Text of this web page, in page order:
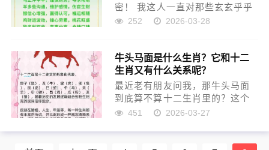
密！ 我这人一直对那些玄玄乎乎
的东西不怎么感冒，什么生肖，
里，不知道哪个的，天天发些什
么“老态龙钟开正确答案生肖”的
谜...
252 2026-03-28
牛头马面是什么生肖？它和十二
生肖又有什么关系呢？
最近老有朋友问我，那牛头马面
到底算不算十二生肖里的？这个
问题挺有意思的，我刚开始也愣
451 2026-03-27